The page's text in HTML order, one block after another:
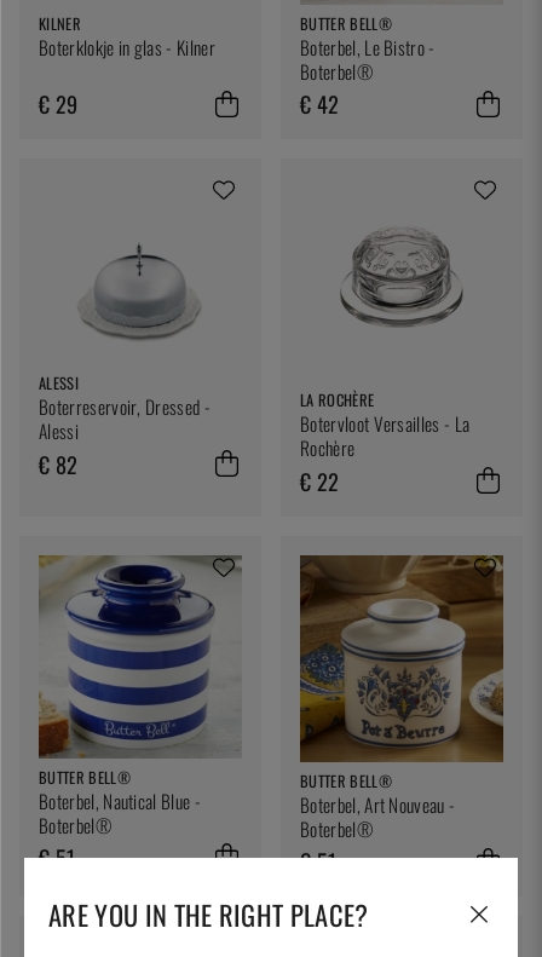
KILNER
Boterklokje in glas - Kilner
€ 29
BUTTER BELL®
Boterbel, Le Bistro -
Boterbel®
€ 42
ALESSI
Boterreservoir, Dressed -
Alessi
€ 82
LA ROCHÈRE
Botervloot Versailles - La
Rochère
€ 22
BUTTER BELL®
Boterbel, Nautical Blue -
Boterbel®
€ 51
BUTTER BELL®
Boterbel, Art Nouveau -
Boterbel®
€ 51
ARE YOU IN THE RIGHT PLACE?